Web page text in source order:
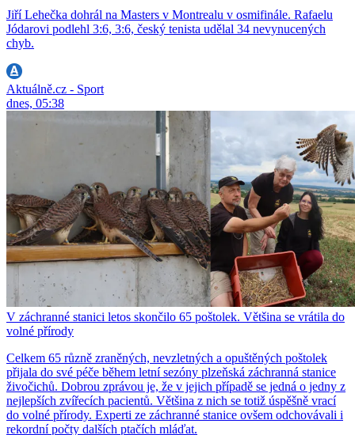
Jiří Lehečka dohrál na Masters v Montrealu v osmifinále. Rafaelu
Jódarovi podlehl 3:6, 3:6, český tenista udělal 34 nevynucených
chyb.
Aktuálně.cz - Sport
dnes, 05:38
V záchranné stanici letos skončilo 65 poštolek. Většina se vrátila do
volné přírody
Celkem 65 různě zraněných, nevzletných a opuštěných poštolek
přijala do své péče během letní sezóny plzeňská záchranná stanice
živočichů. Dobrou zprávou je, že v jejich případě se jedná o jedny z
nejlepších zvířecích pacientů. Většina z nich se totiž úspěšně vrací
do volné přírody. Experti ze záchranné stanice ovšem odchovávali i
rekordní počty dalších ptačích mláďat.